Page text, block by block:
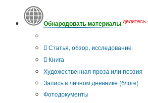
Обнародовать материалы
Статья, обзор, исследование
Книга
Художественная проза или поэзия
Запись в личном дневнике (блоге)
Фотодокументы